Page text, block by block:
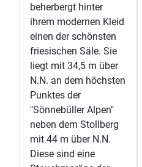
beherbergt hinter
ihrem modernen Kleid
einen der schönsten
friesischen Säle. Sie
liegt mit 34,5 m über
N.N. an dem höchsten
Punktes der
"Sönnebüller Alpen"
neben dem Stollberg
mit 44 m über N.N.
Diese sind eine